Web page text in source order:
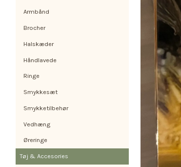
Armbånd
Brocher
Halskæder
Håndlavede
Ringe
Smykkesæt
Smykketilbehør
Vedhæng
Øreringe
Tøj & Accesories